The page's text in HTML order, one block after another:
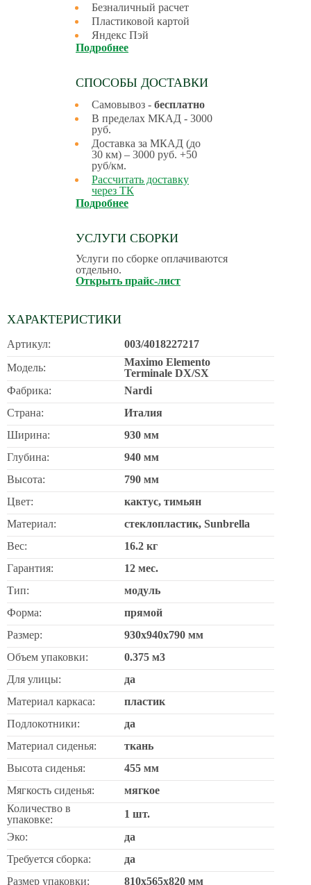
Безналичный расчет
Пластиковой картой
Яндекс Пэй
Подробнее
СПОСОБЫ ДОСТАВКИ
Самовывоз - бесплатно
В пределах МКАД - 3000
руб.
Доставка за МКАД (до
30 км) – 3000 руб. +50
руб/км.
Рассчитать доставку
через ТК
Подробнее
УСЛУГИ СБОРКИ
Услуги по сборке оплачиваются
отдельно.
Открыть прайс-лист
ХАРАКТЕРИСТИКИ
Артикул:
003/4018227217
Модель:
Maximo Elemento
Terminale DX/SX
Фабрика:
Nardi
Страна:
Италия
Ширина:
930 мм
Глубина:
940 мм
Высота:
790 мм
Цвет:
кактус, тимьян
Материал:
стеклопластик, Sunbrella
Вес:
16.2 кг
Гарантия:
12 мес.
Тип:
модуль
Форма:
прямой
Размер:
930х940х790 мм
Объем упаковки:
0.375 м3
Для улицы:
да
Материал каркаса:
пластик
Подлокотники:
да
Материал сиденья:
ткань
Высота сиденья:
455 мм
Мягкость сиденья:
мягкое
Количество в
упаковке:
1 шт.
Эко:
да
Требуется сборка:
да
Размер упаковки:
810х565х820 мм